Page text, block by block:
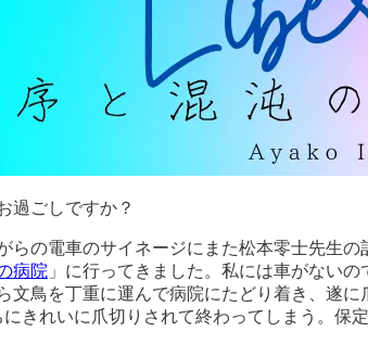
過ごしですか？
らの電車のサイネージにまた松本零士先生
病院 」に行ってきました。私には車がない
文鳥を丁重に運んで病院にたどり着き、遂
きれいに爪切りされて終わってしまう。